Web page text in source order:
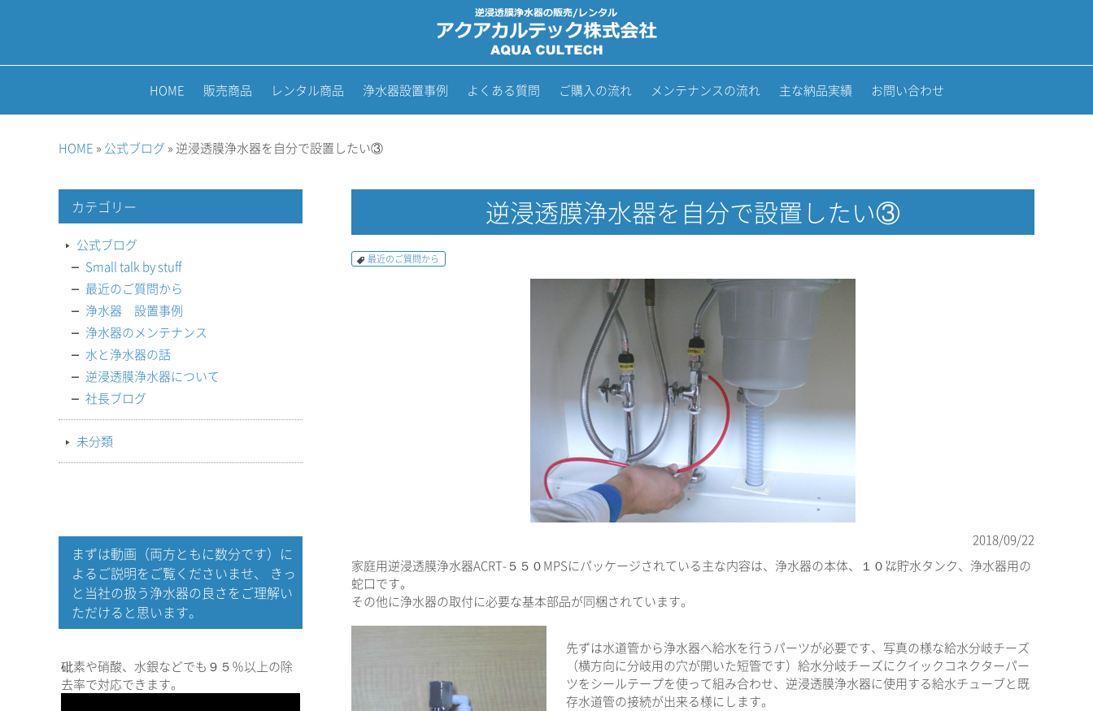
HOME 販売商品 レンタル商品 浄水器設置事例 よくある質問 ご購入の流れ メンテナンスの流れ 主な納品実績 お問い合わせ
HOME » 公式ブログ » 逆浸透膜浄水器を自分で設置したい③
逆浸透膜浄水器を自分で設置したい③
最近のご質問から
2018/09/22
家庭用逆浸透膜浄水器ACRT-５５０MPSにパッケージされている主な内容は、浄水器の本体、１０㍑貯水タンク、浄水器用の
蛇口です。
その他に浄水器の取付に必要な基本部品が同梱されています。
先ずは水道管から浄水器へ給水を行うパーツが必要です、写真の様な給水分岐チーズ
（横方向に分岐用の穴が開いた短管です）給水分岐チーズにクイックコネクターパー
ツをシールテープを使って組み合わせ、逆浸透膜浄水器に使用する給水チューブと既
存水道管の接続が出来る様にします。
カテゴリー
公式ブログ
Small talk by stuff
最近のご質問から
浄水器 設置事例
浄水器のメンテナンス
水と浄水器の話
逆浸透膜浄水器について
社長ブログ
未分類
まずは動画（両方ともに数分です）に
よるご説明をご覧くださいませ、 きっ
と当社の扱う浄水器の良さをご理解い
ただけると思います。
砒素や硝酸、水銀などでも９５％以上の除
去率で対応できます。